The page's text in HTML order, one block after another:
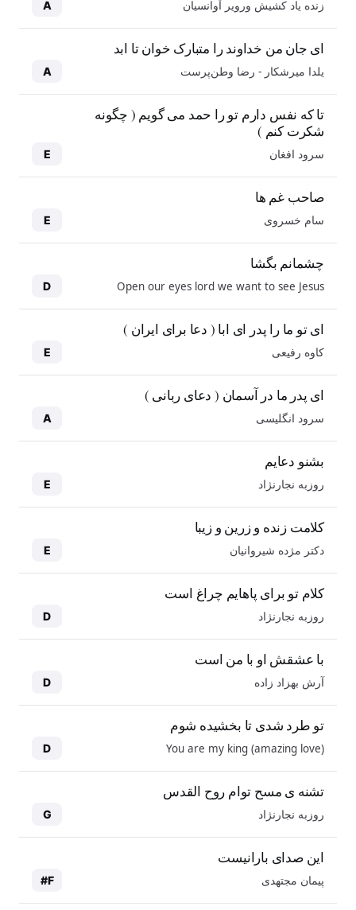
زنده یاد کشیش ورویر آوانسیان A
ای جان من خداوند را متبارک خوان تا ابد
یلدا میرشکار - رضا وطن‌پرست A
تا که نفس دارم تو را حمد می گویم ( چگونه
شکرت کنم )
سرود افغان E
صاحب غم ها
سام خسروی E
چشمانم بگشا
Open our eyes lord we want to see Jesus
D
ای تو ما را پدر ای ابا ( دعا برای ایران )
کاوه رفیعی E
ای پدر ما در آسمان ( دعای ربانی )
سرود انگلیسی A
بشنو دعایم
روزبه نجارنژاد E
کلامت زنده و زرین و زیبا
دکتر مژده شیروانیان E
کلام تو برای پاهایم چراغ است
روزبه نجارنژاد D
با عشقش او با من است
آرش بهزاد زاده D
تو طرد شدی تا بخشیده شوم
You are my king (amazing love)
D
تشنه ی مسح توام روح القدس
روزبه نجارنژاد G
این صدای بارانیست
پیمان مجتهدی F#